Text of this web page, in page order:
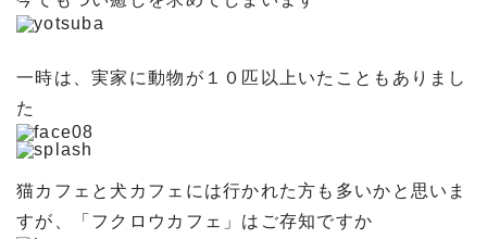
一時は、実家に動物が１０匹以上いたこともありまし
た
猫カフェと犬カフェには行かれた方も多いかと思いま
すが、「フクロウカフェ」はご存知ですか